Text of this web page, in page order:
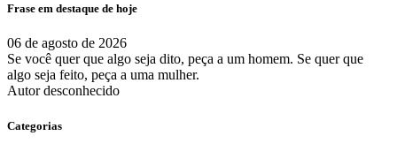
Frase em destaque de hoje
06 de agosto de 2026
Se você quer que algo seja dito, peça a um homem. Se quer que
algo seja feito, peça a uma mulher.
Autor desconhecido
Categorias